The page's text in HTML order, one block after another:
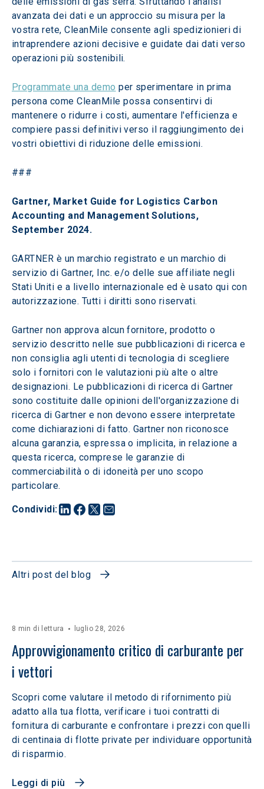
Condividi:
avanzata dei dati e un approccio su misura per la
vostra rete, CleanMile consente agli spedizionieri di
intraprendere azioni decisive e guidate dai dati verso
operazioni più sostenibili.
Programmate una demo per sperimentare in prima
persona come CleanMile possa consentirvi di
mantenere o ridurre i costi, aumentare l'efficienza e
compiere passi definitivi verso il raggiungimento dei
vostri obiettivi di riduzione delle emissioni.
###
Gartner, Market Guide for Logistics Carbon
Accounting and Management Solutions,
September 2024.
GARTNER è un marchio registrato e un marchio di
servizio di Gartner, Inc. e/o delle sue affiliate negli
Stati Uniti e a livello internazionale ed è usato qui con
autorizzazione. Tutti i diritti sono riservati.
Gartner non approva alcun fornitore, prodotto o
servizio descritto nelle sue pubblicazioni di ricerca e
non consiglia agli utenti di tecnologia di scegliere
solo i fornitori con le valutazioni più alte o altre
designazioni. Le pubblicazioni di ricerca di Gartner
sono costituite dalle opinioni dell'organizzazione di
ricerca di Gartner e non devono essere interpretate
come dichiarazioni di fatto. Gartner non riconosce
alcuna garanzia, espressa o implicita, in relazione a
questa ricerca, comprese le garanzie di
commerciabilità o di idoneità per uno scopo
particolare.
Altri post del blog
8 min di lettura luglio 28, 2026
Approvvigionamento critico di carburante per
i vettori
Scopri come valutare il metodo di rifornimento più
adatto alla tua flotta, verificare i tuoi contratti di
fornitura di carburante e confrontare i prezzi con quelli
di centinaia di flotte private per individuare opportunità
di risparmio.
Leggi di più